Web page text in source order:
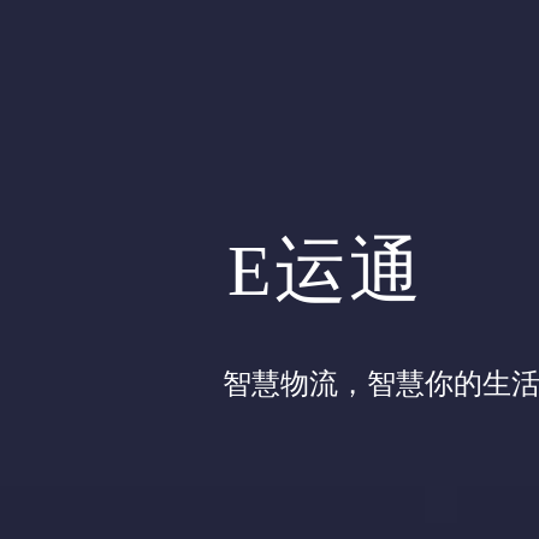
E运通
智慧物流，智慧你的生